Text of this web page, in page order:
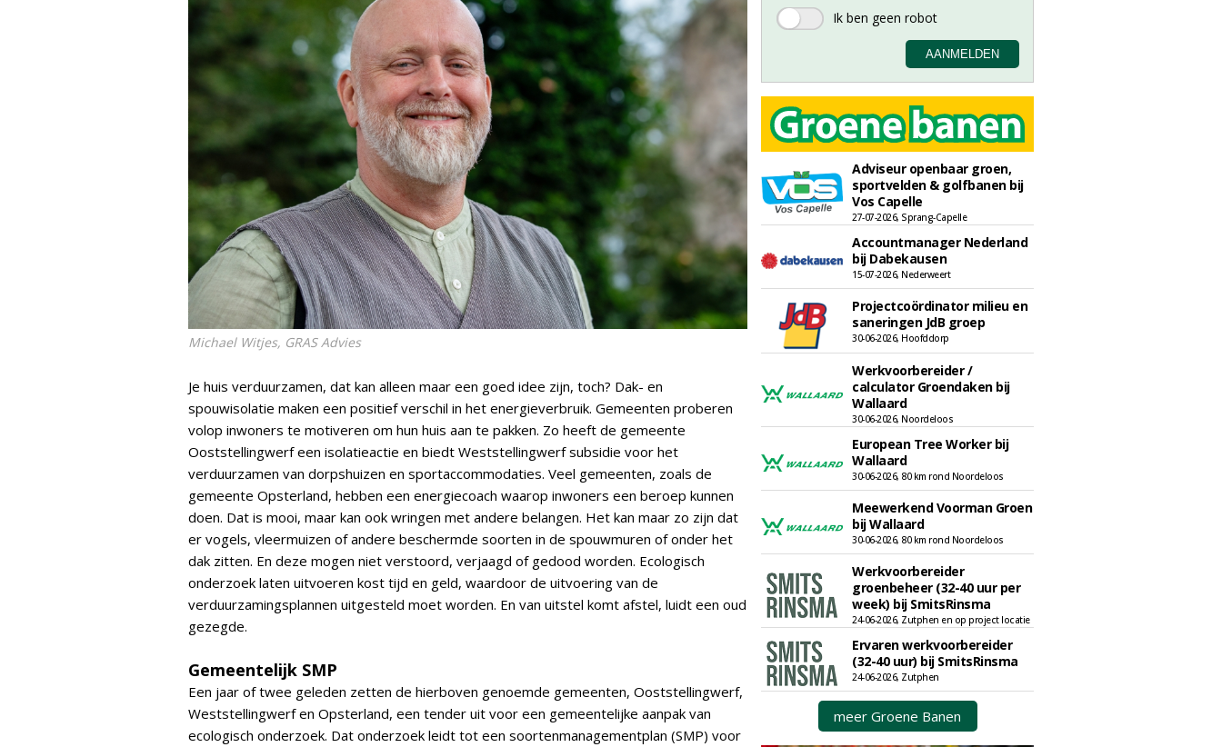
Michael Witjes, GRAS Advies
Je huis verduurzamen, dat kan alleen maar een goed idee zijn, toch? Dak- en
spouwisolatie maken een positief verschil in het energieverbruik. Gemeenten proberen
volop inwoners te motiveren om hun huis aan te pakken. Zo heeft de gemeente
Ooststellingwerf een isolatieactie en biedt Weststellingwerf subsidie voor het
verduurzamen van dorpshuizen en sportaccommodaties. Veel gemeenten, zoals de
gemeente Opsterland, hebben een energiecoach waarop inwoners een beroep kunnen
doen. Dat is mooi, maar kan ook wringen met andere belangen. Het kan maar zo zijn dat
er vogels, vleermuizen of andere beschermde soorten in de spouwmuren of onder het
dak zitten. En deze mogen niet verstoord, verjaagd of gedood worden. Ecologisch
onderzoek laten uitvoeren kost tijd en geld, waardoor de uitvoering van de
verduurzamingsplannen uitgesteld moet worden. En van uitstel komt afstel, luidt een oud
gezegde.
Gemeentelijk SMP
Een jaar of twee geleden zetten de hierboven genoemde gemeenten, Ooststellingwerf,
Weststellingwerf en Opsterland, een tender uit voor een gemeentelijke aanpak van
ecologisch onderzoek. Dat onderzoek leidt tot een soortenmanagementplan (SMP) voor
Adviseur openbaar groen,
sportvelden & golfbanen bij
Vos Capelle
27-07-2026, Sprang-Capelle
Accountmanager Nederland
bij Dabekausen
15-07-2026, Nederweert
Projectcoördinator milieu en
saneringen JdB groep
30-06-2026, Hoofddorp
Werkvoorbereider /
calculator Groendaken bij
Wallaard
30-06-2026, Noordeloos
European Tree Worker bij
Wallaard
30-06-2026, 80 km rond Noordeloos
Meewerkend Voorman Groen
bij Wallaard
30-06-2026, 80 km rond Noordeloos
Werkvoorbereider
groenbeheer (32-40 uur per
week) bij SmitsRinsma
24-06-2026, Zutphen en op project locatie
Ervaren werkvoorbereider
(32-40 uur) bij SmitsRinsma
24-06-2026, Zutphen
meer Groene Banen